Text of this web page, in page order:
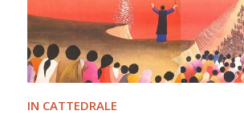
IN CATTEDRALE